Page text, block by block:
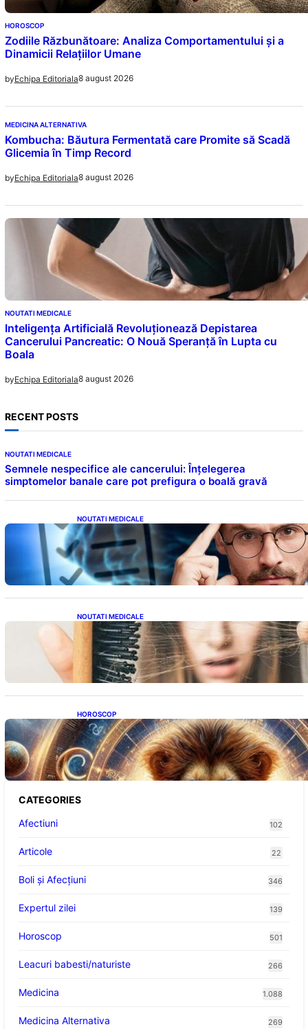
HOROSCOP
Zodiile Răzbunătoare: Analiza Comportamentului și a
Dinamicii Relațiilor Umane
byEchipa Editoriala8 august 2026
MEDICINA ALTERNATIVA
Kombucha: Băutura Fermentată care Promite să Scadă
Glicemia în Timp Record
byEchipa Editoriala8 august 2026
NOUTATI MEDICALE
Inteligența Artificială Revoluționează Depistarea
Cancerului Pancreatic: O Nouă Speranță în Lupta cu
Boala
byEchipa Editoriala8 august 2026
RECENT POSTS
NOUTATI MEDICALE
Semnele nespecifice ale cancerului: Înțelegerea
simptomelor banale care pot prefigura o boală gravă
NOUTATI MEDICALE
Inteligența dincolo de note: Semnele unui IQ
ridicat care nu țin de școală
NOUTATI MEDICALE
Semnele unei deficiențe de proteine:
Impactul asupra sănătății tale
HOROSCOP
Portalul Leului 8/8: Oportunități de
Abundență pentru Cinci Zodii în 2026
CATEGORIES
Afectiuni
102
Articole 22
Boli și Afecțiuni 346
Expertul zilei 139
Horoscop 501
Leacuri babesti/naturiste 266
Medicina 1.088
Medicina Alternativa 269